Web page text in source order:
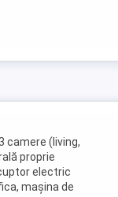
camere (living,
proprie
electric
mașina de